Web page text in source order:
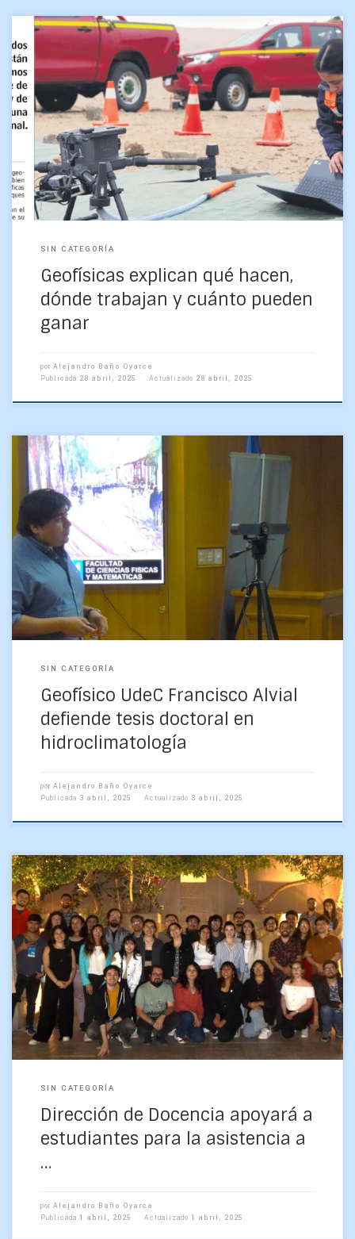
Crónica del diario Las Últimas Noticias, del 26 de abril de
2025.
SIN CATEGORÍA
Geofísicas explican qué hacen,
dónde trabajan y cuánto pueden
ganar
por Alejandro Baño Oyarce
Publicada 28 abril, 2025 Actualizado 28 abril, 2025
Francisco Alvial Vásquez, estudiante del Programa de
Doctorado en Ciencias Físicas de la Universidad de
Concepción, defendió su tesis doctoral titulada
“Downscaling estadístico de variables […]
SIN CATEGORÍA
Geofísico UdeC Francisco Alvial
defiende tesis doctoral en
hidroclimatología
por Alejandro Baño Oyarce
Publicada 3 abril, 2025 Actualizado 3 abril, 2025
Convocatoria 2025: inicio de la «ventanilla abierta» desde el
19 de marzo. La Dirección de Docencia ha destinado
recursos para apoyar la asistencia a congresos […]
SIN CATEGORÍA
Dirección de Docencia apoyará a
estudiantes para la asistencia a
…
por Alejandro Baño Oyarce
Publicada 1 abril, 2025 Actualizado 1 abril, 2025